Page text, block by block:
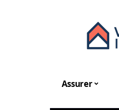
Assurer